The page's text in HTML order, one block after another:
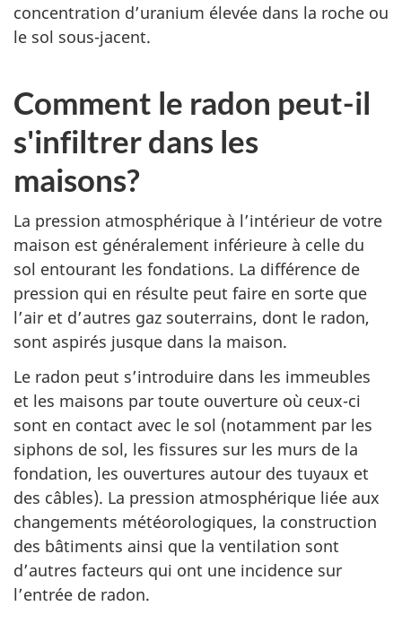
concentration d’uranium élevée dans la roche ou
le sol sous-jacent.
Comment le radon peut-il
s'infiltrer dans les
maisons?
La pression atmosphérique à l’intérieur de votre
maison est généralement inférieure à celle du
sol entourant les fondations. La différence de
pression qui en résulte peut faire en sorte que
l’air et d’autres gaz souterrains, dont le radon,
sont aspirés jusque dans la maison.
Le radon peut s’introduire dans les immeubles
et les maisons par toute ouverture où ceux-ci
sont en contact avec le sol (notamment par les
siphons de sol, les fissures sur les murs de la
fondation, les ouvertures autour des tuyaux et
des câbles). La pression atmosphérique liée aux
changements météorologiques, la construction
des bâtiments ainsi que la ventilation sont
d’autres facteurs qui ont une incidence sur
l’entrée de radon.